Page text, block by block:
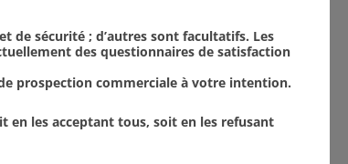
de sécurité ; d’autres sont facultatifs. Les
des questionnaires de satisfaction
prospection commerciale à votre intention.
en les acceptant tous, soit en les refusant